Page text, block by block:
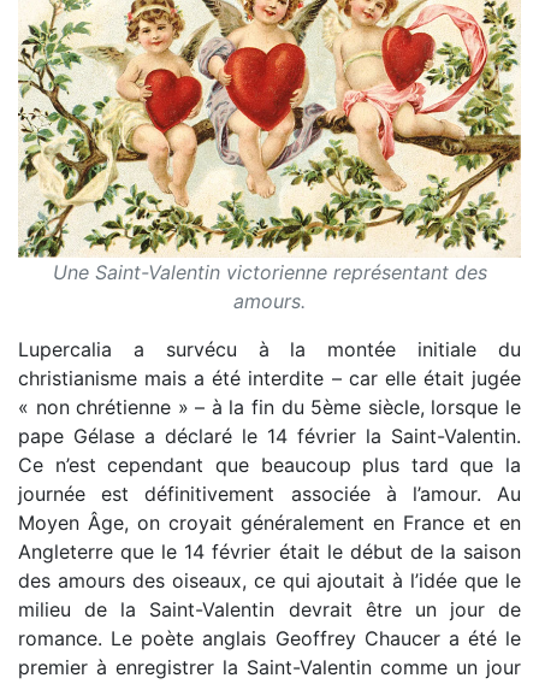
Une Saint-Valentin victorienne représentant des
amours.
Lupercalia a survécu à la montée initiale du
christianisme mais a été interdite – car elle était jugée
« non chrétienne » – à la fin du 5ème siècle, lorsque le
pape Gélase a déclaré le 14 février la Saint-Valentin.
Ce n’est cependant que beaucoup plus tard que la
journée est définitivement associée à l’amour. Au
Moyen Âge, on croyait généralement en France et en
Angleterre que le 14 février était le début de la saison
des amours des oiseaux, ce qui ajoutait à l’idée que le
milieu de la Saint-Valentin devrait être un jour de
romance. Le poète anglais Geoffrey Chaucer a été le
premier à enregistrer la Saint-Valentin comme un jour